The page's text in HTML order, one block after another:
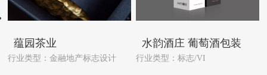
蕴园茶业
行业类型：金融地产标志设计
水韵酒庄 葡萄酒包装
行业类型：标志/VI